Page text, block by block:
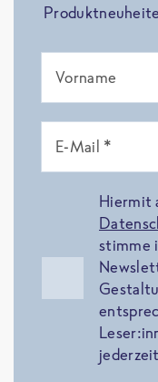
Vorname
E-Mail *
Hiermit
stimme